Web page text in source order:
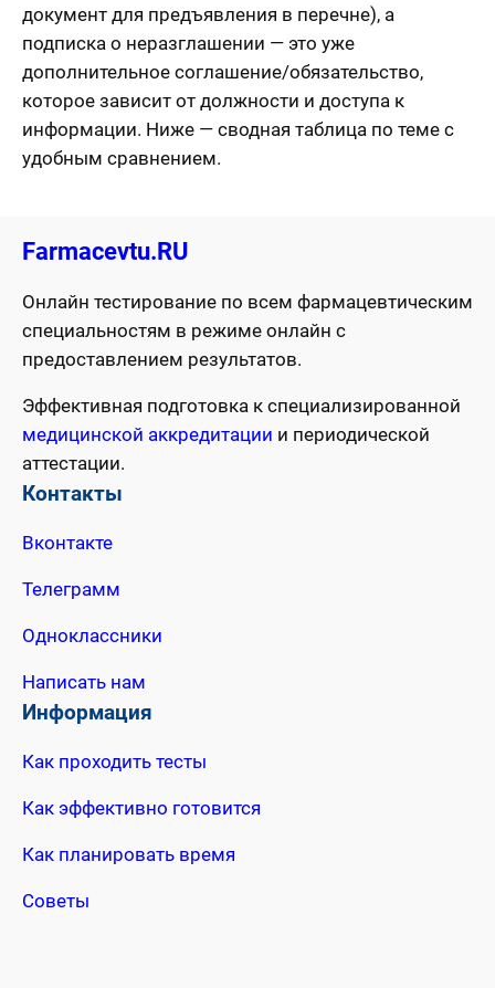
документ для предъявления в перечне), а
подписка о неразглашении — это уже
дополнительное соглашение/обязательство,
которое зависит от должности и доступа к
информации. Ниже — сводная таблица по теме с
удобным сравнением.
Farmacevtu.RU
Онлайн тестирование по всем фармацевтическим
специальностям в режиме онлайн с
предоставлением результатов.
Эффективная подготовка к специализированной
медицинской аккредитации и периодической
аттестации.
Контакты
Вконтакте
Телеграмм
Одноклассники
Написать нам
Информация
Как проходить тесты
Как эффективно готовится
Как планировать время
Советы